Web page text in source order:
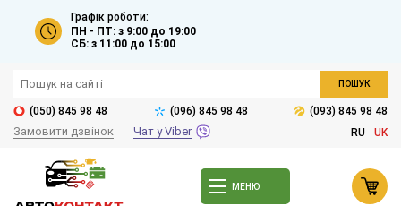
Графік роботи:
ПН - ПТ: з 9:00 до 19:00
СБ: з 11:00 до 15:00
ПОШУК
(050) 845 98 48 (096) 845 98 48 (093) 845 98 48
Замовити дзвінок Чат у Viber RU UK
МЕНЮ